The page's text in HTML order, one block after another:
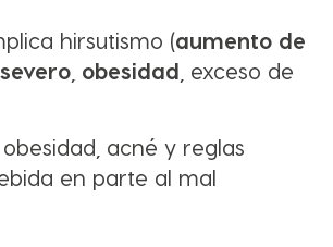
hirsutismo (aumento de
obesidad , exceso de
acné y reglas
en parte al mal